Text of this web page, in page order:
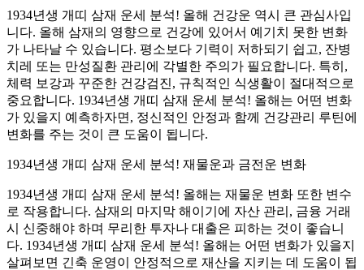
1934년생 개띠 삼재 운세 분석! 올해 건강운 역시 큰 관심사입
니다. 올해 삼재의 영향으로 건강에 있어서 예기치 못한 변화
가 나타날 수 있습니다. 평소보다 기력이 저하되기 쉽고, 잔병
치레 또는 만성질환 관리에 각별한 주의가 필요합니다. 특히,
체력 보강과 꾸준한 건강검진, 규칙적인 식생활이 절대적으로
중요합니다. 1934년생 개띠 삼재 운세 분석! 올해는 어떤 변화
가 있을지 예측하자면, 정신적인 안정과 함께 건강관리 루틴에
변화를 주는 것이 큰 도움이 됩니다.
1934년생 개띠 삼재 운세 분석! 재물운과 금전운 변화
1934년생 개띠 삼재 운세 분석! 올해는 재물운 변화 또한 변수
로 작용합니다. 삼재의 마지막 해이기에 자산 관리, 금융 거래
시 신중해야 하며 무리한 투자나 대출은 피하는 것이 좋습니
다. 1934년생 개띠 삼재 운세 분석! 올해는 어떤 변화가 있을지
살펴보면 긴축 운영이 안정적으로 재산을 지키는 데 도움이 됩